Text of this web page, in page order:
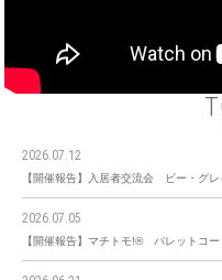
2026.07.12
【開催報告】入居者交流会 ビー・グ
2026.07.05
【開催報告】マチトモ!® パレットコ